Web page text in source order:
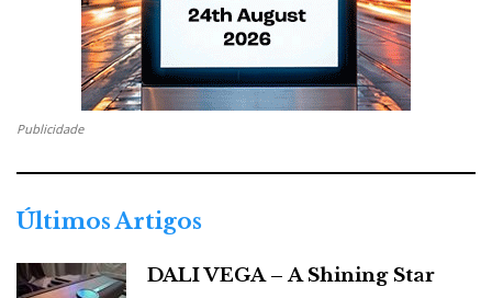
Publicidade
Últimos Artigos
DALI VEGA – A Shining Star